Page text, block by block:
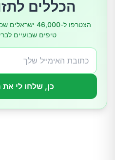
הכללים
הצטרפו ל-
טיפים שבועיים
כן, שלחו לי